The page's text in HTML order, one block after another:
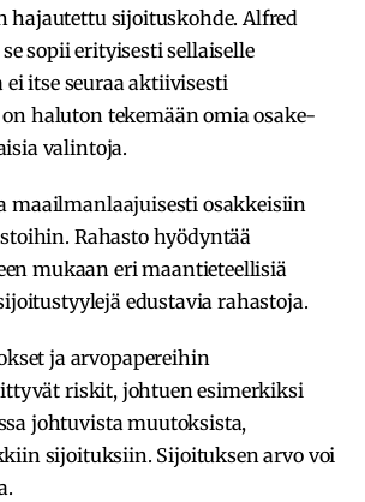
hajautettu sijoituskohde. Alfred
sopii erityisesti sellaiselle
itse seuraa aktiivisesti
haluton tekemään omia osake-
valintoja.
maailmanlaajuisesti osakkeisiin
Rahasto hyödyntää
mukaan eri maantieteellisiä
edustavia rahastoja.
ja arvopapereihin
riskit, johtuen esimerkiksi
johtuvista muutoksista,
sijoituksiin. Sijoituksen arvo voi